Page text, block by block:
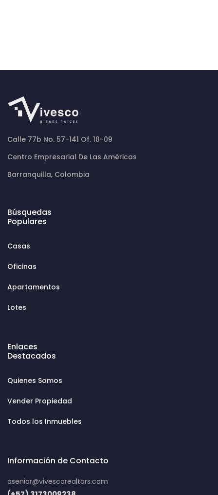
Calle 77b No. 57-141 Of. 10-09
Centro Empresarial De Las Américas
Barranquilla, Colombia
Búsquedas
Populares
Casas
Oficinas
Apartamentos
Lotes
Enlaces
Destacados
Quienes Somos
Vender Propiedad
Todos los Inmuebles
Información de Contacto
asenior@vivescorealtors.com